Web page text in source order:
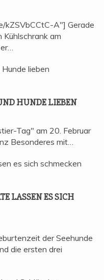
kZSVbCCtC-A"] Gerade
am
HUN­DE LIEBEN
Tag" am 20. Februar
Besonderes mit…
LAS­SEN ES SICH
der Seehunde
die ersten drei